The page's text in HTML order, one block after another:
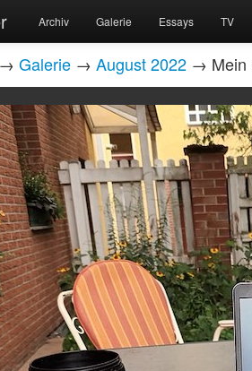
Archiv Galerie Essays TV
→ Galerie → August 2022 → Mein